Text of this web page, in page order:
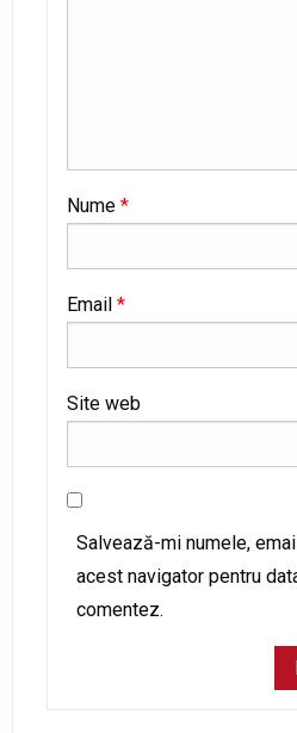
Nume *
Email *
Site web
Salvează-mi numele,
acest navigator pentru
comentez.